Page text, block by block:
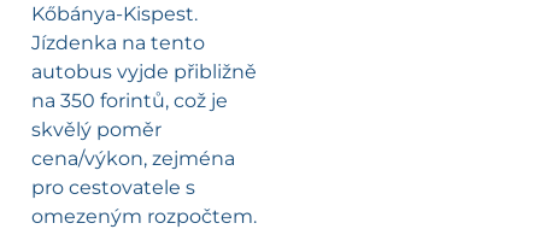
Kőbánya-Kispest.
Jízdenka na tento
autobus vyjde přibližně
na 350 forintů, což je
skvělý poměr
cena/výkon, zejména
pro cestovatele s
omezeným rozpočtem.